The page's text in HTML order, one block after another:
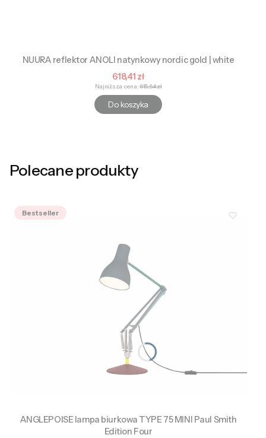
NUURA reflektor ANOLI natynkowy nordic gold | white
Cena promocyjna
618,41 zł
Najniższa cena:615,64 zł
Do koszyka
Polecane produkty
Bestseller
ANGLEPOISE lampa biurkowa TYPE 75 MINI Paul Smith
Edition Four